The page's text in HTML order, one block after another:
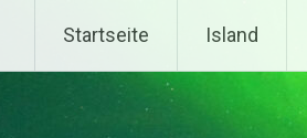
Startseite Island